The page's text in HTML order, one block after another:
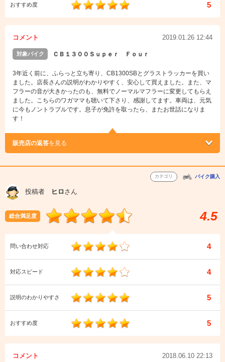
おすすめ度 5
コメント 2019.01.26 12:44
対象バイク ＣＢ１３００Ｓｕｐｅｒ Ｆｏｕｒ
3年近く前に、ふらっと立ち寄り、CB1300SBとグラストラッカーを買い
ました。店長さんの説明がわかりやすく、安心して買えました。また、マ
フラーの音が大きかったのも、無料でノーマルマフラーに変更してもらえ
ました。こちらのワガママも聴いて下さり、感謝してます。車両は、元気
に今もノントラブルです。息子が免許を取ったら、またお世話になりま
す！
販売店の返答を見る
カテゴリ バイク購入
投稿者 ヒロ さん
総合満足度 4.5
問い合わせ対応 4
対応スピード 4
説明のわかりやすさ 5
おすすめ度 5
コメント 2018.06.10 22:13